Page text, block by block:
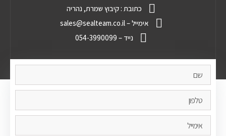
כתובת : קיבוץ שמרת, נהריה
אימייל – sales@sealteam.co.il
נייד – 054-3990099